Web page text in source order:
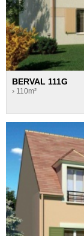
BERVAL 111G
› 110m²